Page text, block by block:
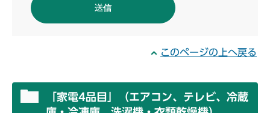
このページの上へ戻る
「家電4品目」（エアコン、テレビ、冷蔵